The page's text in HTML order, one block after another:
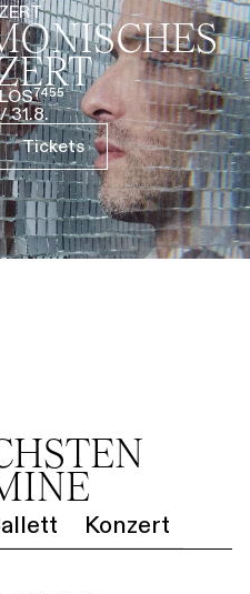
/ 31.8.
Tickets
Konzert